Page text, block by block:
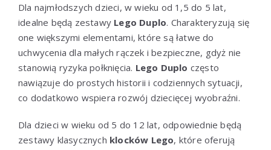
Dla najmłodszych dzieci, w wieku od 1,5 do 5 lat,
idealne będą zestawy Lego Duplo. Charakteryzują się
one większymi elementami, które są łatwe do
uchwycenia dla małych rączek i bezpieczne, gdyż nie
stanowią ryzyka połknięcia. Lego Duplo często
nawiązuje do prostych historii i codziennych sytuacji,
co dodatkowo wspiera rozwój dziecięcej wyobraźni.
Dla dzieci w wieku od 5 do 12 lat, odpowiednie będą
zestawy klasycznych klocków Lego, które oferują